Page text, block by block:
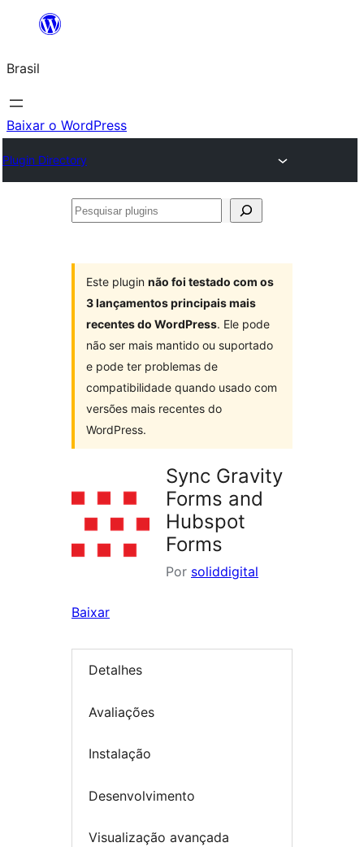
o
conteúdo
Brasil
Baixar o WordPress
Plugin Directory
Pesquisar
Este plugin não foi testado com os
3 lançamentos principais mais
recentes do WordPress. Ele pode
não ser mais mantido ou suportado
e pode ter problemas de
compatibilidade quando usado com
versões mais recentes do
WordPress.
Sync Gravity
Forms and
Hubspot
Forms
Por soliddigital
Baixar
Detalhes
Avaliações
Instalação
Desenvolvimento
Visualização avançada